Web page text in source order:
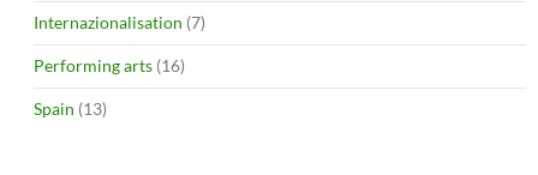
Internazionalisation (7)
Performing arts (16)
Spain (13)